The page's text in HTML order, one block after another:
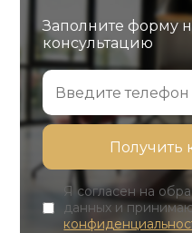
Заполните форму
консультацию
Я согласен на
данных и